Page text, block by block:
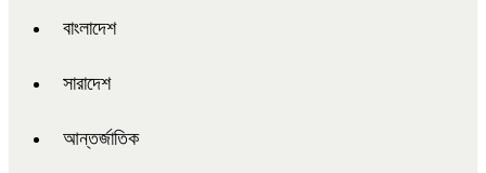
বাংলাদেশ
সারাদেশ
আন্তর্জাতিক